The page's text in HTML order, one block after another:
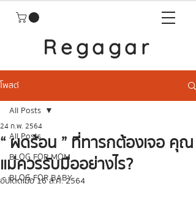
Regagar
โพสต์
All Posts
BLOG FOR MOM
BLOG FOR BABY
All Posts
“ ผดร้อน ” ที่ทารกต้องเจอ คุณ
แม่ควรรับมืออย่างไร?
24 ก.พ. 2564
อัปเดตเมื่อ16 ส.ค. 2564